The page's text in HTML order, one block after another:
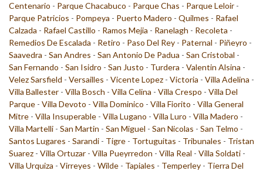
Centenario - Parque Chacabuco - Parque Chas - Parque Leloir -
Parque Patricios - Pompeya - Puerto Madero - Quilmes - Rafael
Calzada - Rafael Castillo - Ramos Mejia - Ranelagh - Recoleta -
Remedios De Escalada - Retiro - Paso Del Rey - Paternal - Piñeyro -
Saavedra - San Andres - San Antonio De Padua - San Cristobal -
San Fernando - San Isidro - San Justo - Turdera - Valentin Alsina -
Velez Sarsfield - Versailles - Vicente Lopez - Victoria - Villa Adelina -
Villa Ballester - Villa Bosch - Villa Celina - Villa Crespo - Villa Del
Parque - Villa Devoto - Villa Dominico - Villa Fiorito - Villa General
Mitre - Villa Insuperable - Villa Lugano - Villa Luro - Villa Madero -
Villa Martelli - San Martin - San Miguel - San Nicolas - San Telmo -
Santos Lugares - Sarandi - Tigre - Tortuguitas - Tribunales - Tristan
Suarez - Villa Ortuzar - Villa Pueyrredon - Villa Real - Villa Soldati -
Villa Urquiza - Virreyes - Wilde - Tapiales - Temperley - Tierra Del